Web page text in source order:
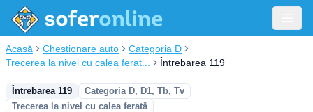
Acasă Chestionare auto
Categoria D
Trecerea la nivel cu calea ferat...
Întrebarea 119
Întrebarea 119
Categoria D, D1, Tb, Tv
Trecerea la nivel cu calea ferată